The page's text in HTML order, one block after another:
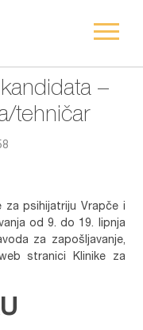
–
tehničar
za psihijatriju Vrapče i
od 9. do 19. lipnja
za zapošljavanje,
stranici Klinike za